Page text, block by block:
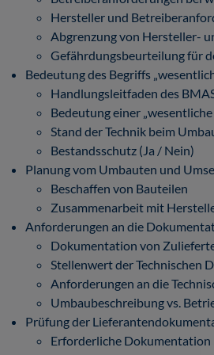
Hersteller und
Abgrenzung von Hersteller-
Gefährdungsbeurteilung für
Bedeutung des Begriffs
Handlungsleitfaden des
Bedeutung einer
Stand der Technik beim
Bestandsschutz (Ja / Nein)
Planung vom Umbauten und
Beschaffen von Bauteilen
Zusammenarbeit mit
Anforderungen an die
Dokumentation von
Stellenwert der Technischen
Anforderungen an die
Umbaubeschreibung vs.
Prüfung der
Erforderliche Dokumentation